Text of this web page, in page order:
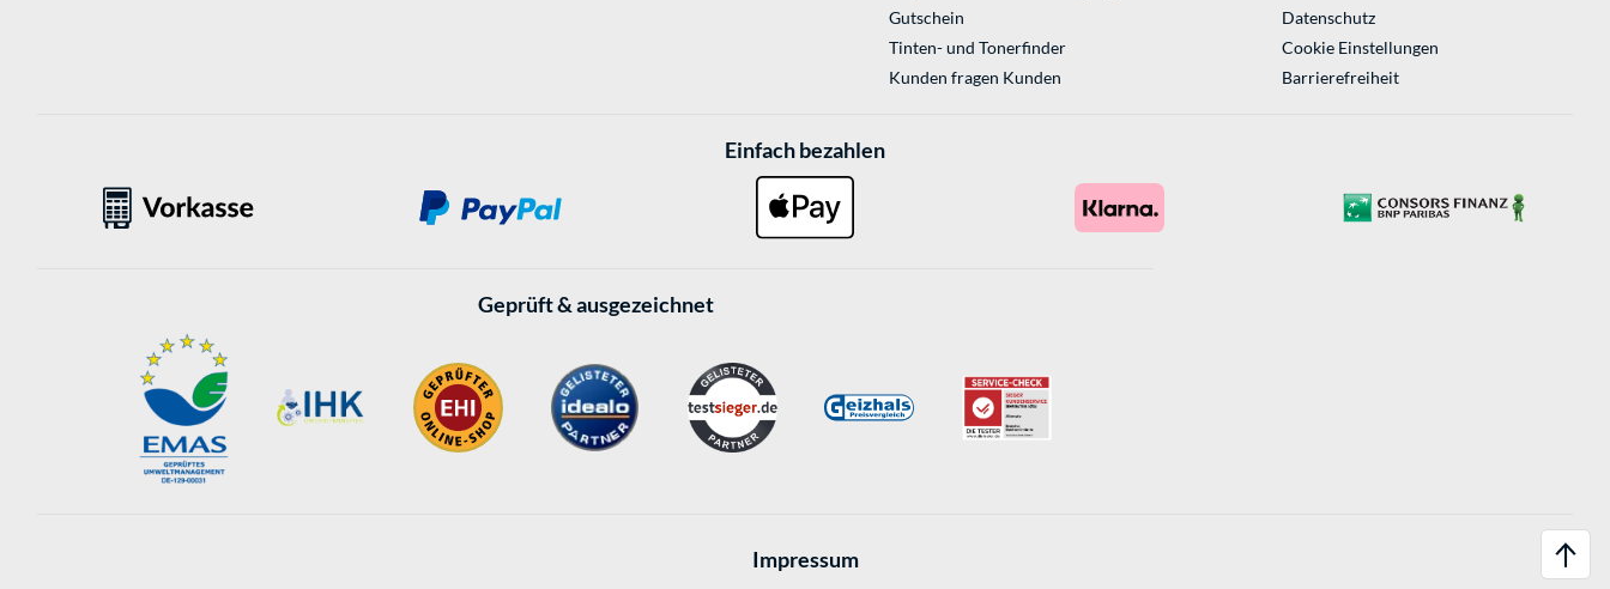
Gutschein
Tinten- und Tonerfinder
Kunden fragen Kunden
Datenschutz
Cookie Einstellungen
Barrierefreiheit
Einfach bezahlen
Geprüft & ausgezeichnet
Impressum